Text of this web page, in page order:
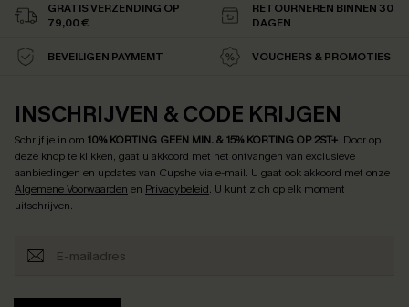
GRATIS VERZENDING OP
79,00 €
RETOURNEREN BINNEN 30
DAGEN
BEVEILIGEN PAYMEMT VOUCHERS & PROMOTIES
INSCHRIJVEN & CODE KRIJGEN
Schrijf je in om 10% KORTING GEEN MIN. & 15% KORTING OP 2ST+. Door op
deze knop te klikken, gaat u akkoord met het ontvangen van exclusieve
aanbiedingen en updates van Cupshe via e-mail. U gaat ook akkoord met onze
Algemene Voorwaarden en Privacybeleid. U kunt zich op elk moment
uitschrijven.